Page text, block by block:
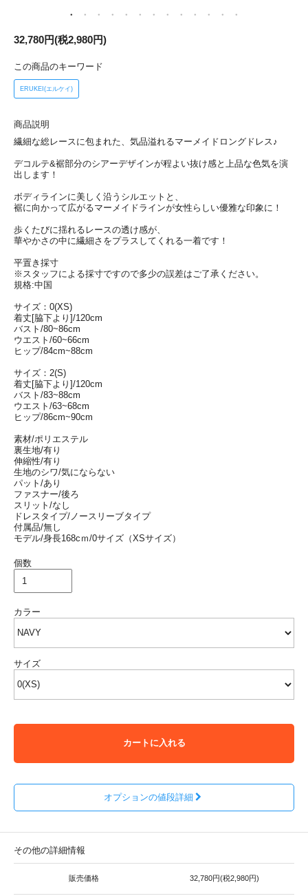
32,780円(税2,980円)
この商品のキーワード
ERUKEI(エルケイ)
商品説明
繊細な総レースに包まれた、気品溢れるマーメイドロングドレス♪
デコルテ&裾部分のシアーデザインが程よい抜け感と上品な色気を演
出します！
ボディラインに美しく沿うシルエットと、
裾に向かって広がるマーメイドラインが女性らしい優雅な印象に！
歩くたびに揺れるレースの透け感が、
華やかさの中に繊細さをプラスしてくれる一着です！
平置き採寸
※スタッフによる採寸ですので多少の誤差はご了承ください。
規格:中国
サイズ：0(XS)
着丈[脇下より]/120cm
バスト/80~86cm
ウエスト/60~66cm
ヒップ/84cm~88cm
サイズ：2(S)
着丈[脇下より]/120cm
バスト/83~88cm
ウエスト/63~68cm
ヒップ/86cm~90cm
素材/ポリエステル
裏生地/有り
伸縮性/有り
生地のシワ/気にならない
パット/あり
ファスナー/後ろ
スリット/なし
ドレスタイプ/ノースリーブタイプ
付属品/無し
モデル/身長168cｍ/0サイズ（XSサイズ）
個数
カラー
サイズ
カートに入れる
オプションの値段詳細
その他の詳細情報
販売価格 32,780円(税2,980円)